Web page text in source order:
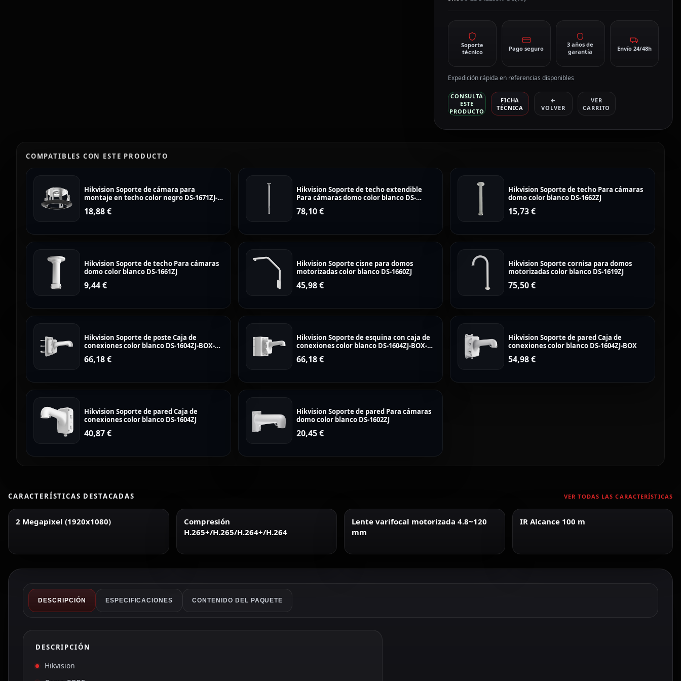
cantidad
Soporte
técnico
Pago seguro
3 años de
garantía
Envío 24/48h
Expedición rápida en referencias disponibles
CONSULTA
ESTE
PRODUCTO
FICHA
TÉCNICA
←
VOLVER
VER
CARRITO
COMPATIBLES CON ESTE PRODUCTO
Hikvision Soporte de cámara para
montaje en techo color negro DS-1671ZJ-
18,88€
Hikvision Soporte de techo extendible
Para cámaras domo color blanco DS-
78,10€
Hikvision Soporte de techo Para cámaras
domo color blanco DS-1662ZJ
15,73€
Hikvision Soporte de techo Para cámaras
domo color blanco DS-1661ZJ
9,44€
Hikvision Soporte cisne para domos
motorizadas color blanco DS-1660ZJ
45,98€
Hikvision Soporte cornisa para domos
motorizadas color blanco DS-1619ZJ
75,50€
Hikvision Soporte de poste Caja de
conexiones color blanco DS-1604ZJ-BOX-
66,18€
Hikvision Soporte de esquina con caja de
conexiones color blanco DS-1604ZJ-BOX-
66,18€
Hikvision Soporte de pared Caja de
conexiones color blanco DS-1604ZJ-BOX
54,98€
Hikvision Soporte de pared Caja de
conexiones color blanco DS-1604ZJ
40,87€
Hikvision Soporte de pared Para cámaras
domo color blanco DS-1602ZJ
20,45€
CARACTERÍSTICAS DESTACADAS VER TODAS LAS CARACTERÍSTICAS
2 Megapixel (1920x1080)
Compresión
H.265+/H.265/H.264+/H.264
Lente varifocal motorizada 4.8~120
mm
IR Alcance 100 m
DESCRIPCIÓN ESPECIFICACIONES CONTENIDO DEL PAQUETE
DESCRIPCIÓN
Hikvision